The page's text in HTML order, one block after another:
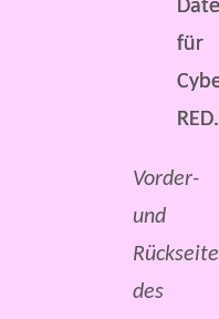
Vorder-
und
Rückseite
des